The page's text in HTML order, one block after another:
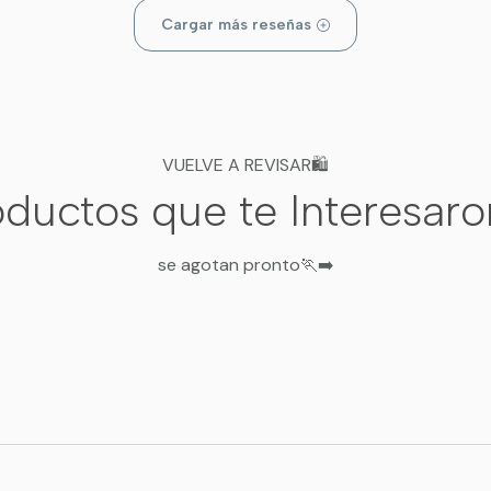
Cargar más reseñas
VUELVE A REVISAR🛍️
que te
se agotan pronto🏃‍➡️